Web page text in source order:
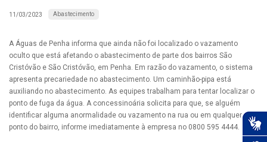
11/03/2023 Abastecimento
A Águas de Penha informa que ainda não foi localizado o vazamento
oculto que está afetando o abastecimento de parte dos bairros São
Cristóvão e São Cristóvão, em Penha. Em razão do vazamento, o sistema
apresenta precariedade no abastecimento. Um caminhão-pipa está
auxiliando no abastecimento. As equipes trabalham para tentar localizar o
ponto de fuga da água. A concessinoária solicita para que, se alguém
identificar alguma anormalidade ou vazamento na rua ou em qualquer
ponto do bairro, informe imediatamente à empresa no 0800 595 4444.